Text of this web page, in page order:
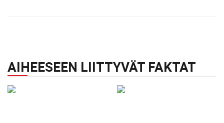
AIHEESEEN LIITTYVÄT FAKTAT